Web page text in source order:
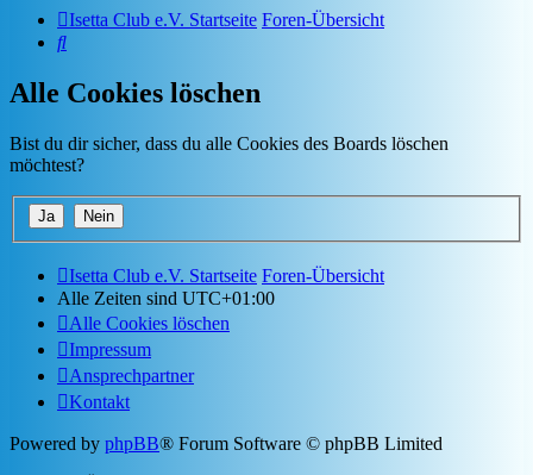
Isetta Club e.V. Startseite Foren-Übersicht
Suche
Alle Cookies löschen
Bist du dir sicher, dass du alle Cookies des Boards löschen
möchtest?
Isetta Club e.V. Startseite Foren-Übersicht
Alle Zeiten sind UTC+01:00
Alle Cookies löschen
Impressum
Ansprechpartner
Kontakt
Powered by phpBB® Forum Software © phpBB Limited